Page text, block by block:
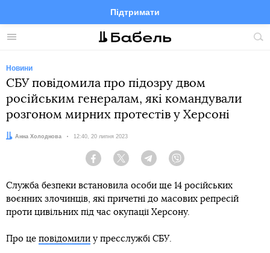
Меню
Підтримати
FacebookTelegramTwitter
Новини
СБУ повідомила про підозру двом
російським генералам, які командували
розгоном мирних протестів у Херсоні
Автор:
Анна Холоднова Дата:
12:40, 20 липня 2023
Facebook Twitter Telegram
Служба безпеки встановила особи ще 14 російських
воєнних злочинців, які причетні до масових репресій
проти цивільних під час окупації Херсону.
Про це повідомили у пресслужбі СБУ.